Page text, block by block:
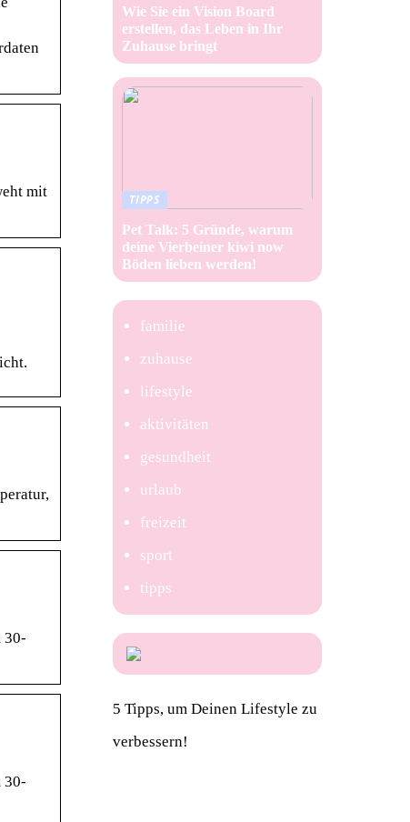
mit
30-
30-
Wie Sie ein Vision Board
erstellen, das Leben in Ihr
Zuhause bringt
TIPPS
Pet Talk: 5 Gründe, warum
deine Vierbeiner kiwi now
Böden lieben werden!
familie
zuhause
lifestyle
aktivitäten
gesundheit
urlaub
freizeit
sport
tipps
5 Tipps, um Deinen Lifestyle zu
verbessern!